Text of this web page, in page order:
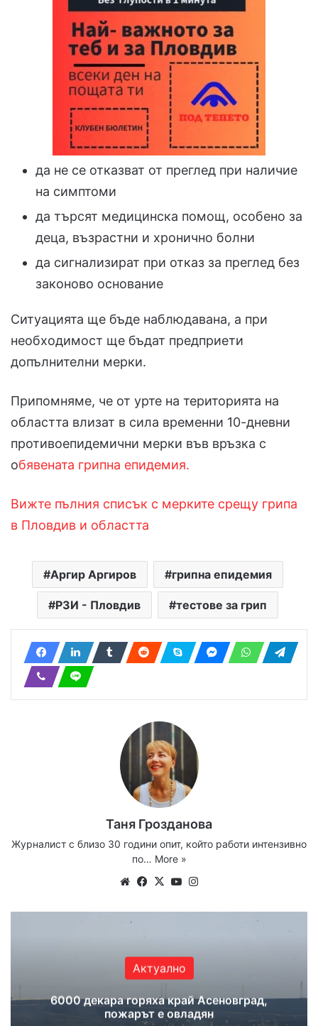
да не се отказват от преглед при наличие
на симптоми
да търсят медицинска помощ, особено за
деца, възрастни и хронично болни
да сигнализират при отказ за преглед без
законово основание
Ситуацията ще бъде наблюдавана, а при
необходимост ще бъдат предприети
допълнителни мерки.
Припомняме, че от урте на територията на
областта влизат в сила временни 10-дневни
противоепидемични мерки във връзка с
обявената грипна епидемия.
Вижте пълния списък с мерките срещу грипа
в Пловдив и областта
Аргир Аргиров грипна епидемия
РЗИ - Пловдив тестове за грип
Таня Грозданова
Журналист с близо 30 години опит, който работи интензивно
по… More »
WebsiteFacebook
X YouTube
Актуално
6000 декара горяха край Асеновград,
пожарът е овладян